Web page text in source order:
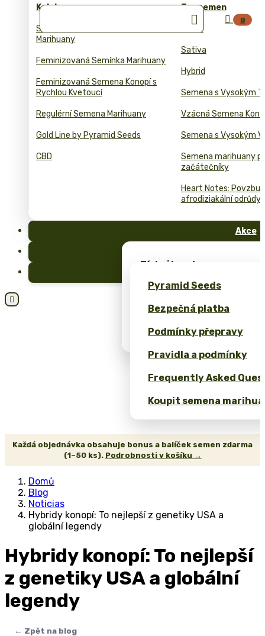
Kolekce
Samonakvetaci Semena
Marihuany
Feminizovaná Semínka Marihuany
Feminizovaná Semena Konopí s
Rychlou Kvetoucí
Regulérní Semena Marihuany
Gold Line by Pyramid Seeds
CBD
Typ semen
Indica
Sativa
Hybrid
Semena s Vysokým
Vzácná Semena
Semena s Vysokým
Semena marihuany
začátečníky
Heart Notes:
afrodiziakální odrůdy
Akce
Získejte zdarma semena
(ROI)
Pyramid Seeds
Bezpečná platba
Podmínky přepravy
Pravidla a podmínky
Frequently Asked
Koupit semena

  0
Každá objednávka obsahuje bonus a balíček semen zdarma
(1–50 ks). Podrobnosti v košíku →
Domů
Blog
Noticias
Hybridy konopí: To nejlepší z genetiky USA a
globální legendy
Hybridy konopí: To nejlepší
z genetiky USA a globální
legendy
← Zpět na blog